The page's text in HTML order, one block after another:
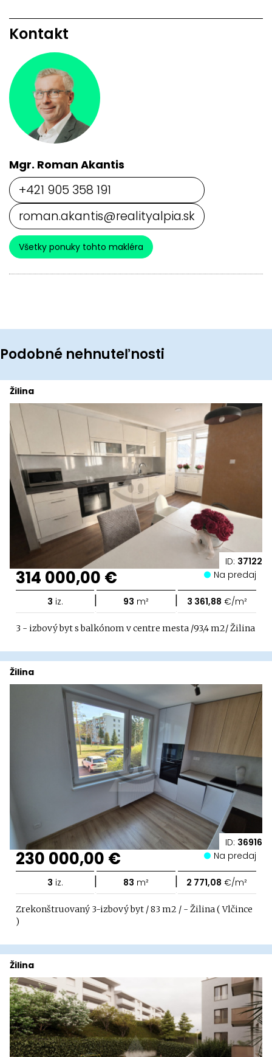
Kontakt
Mgr. Roman Akantis
+421 905 358 191
roman.akantis@realityalpia.sk
Všetky ponuky tohto makléra
Podobné nehnuteľnosti
ID: 37122
Žilina
314 000,00 € Na predaj
3 iz. | 93 m² | 3 361,88 €/m²
3 - izbový byt s balkónom v centre mesta /93,4 m2/ Žilina
ID: 36916
Žilina
230 000,00 € Na predaj
3 iz. | 83 m² | 2 771,08 €/m²
Zrekonštruovaný 3-izbový byt / 83 m2 / - Žilina ( Vlčince
)
Žilina